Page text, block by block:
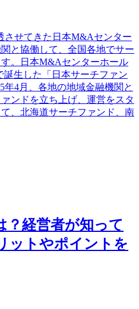
させてきた日本M&Aセンター
と協働して、全国各地でサー
。日本M&Aセンターホール
誕生した「日本サーチファン
年4月、各地の地域金融機関と
ンドを立ち上げ、運営をスタ
、北海道サーチファンド、南
？経営者が知って
ットやポイントを